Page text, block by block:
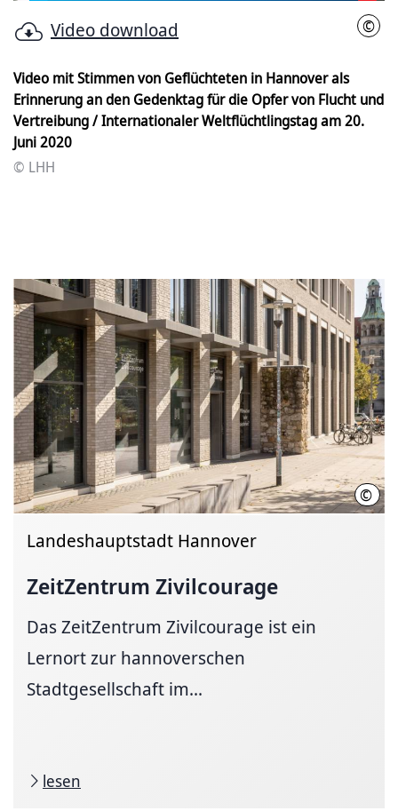
©LHH
Video download
Video mit Stimmen von Geflüchteten in Hannover als
Erinnerung an den Gedenktag für die Opfer von Flucht und
Vertreibung / Internationaler Weltflüchtlingstag am 20.
Juni 2020
© LHH
©
Landeshauptstadt Hannover
ZeitZentrum Zivilcourage
Das ZeitZentrum Zivilcourage ist ein
Lernort zur hannoverschen
Stadtgesellschaft im...
lesen